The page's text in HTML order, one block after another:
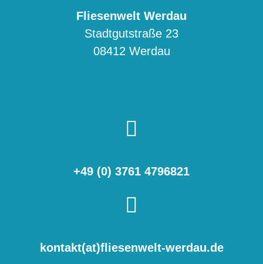
Fliesenwelt Werdau
Stadtgutstraße 23
08412 Werdau
+49 (0) 3761 4796821
kontakt(at)fliesenwelt-werdau.de